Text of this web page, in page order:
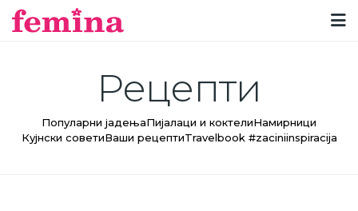
Рецепти
Популарни јадењаПијалаци и коктелиНамирници
Кујнски советиВаши рецептиTravelbook #zaciniinspiracija